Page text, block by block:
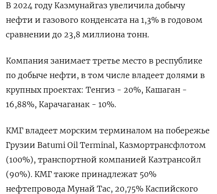
В 2024 году Казмунайгаз увеличила добычу
нефти и газового конденсата на 1,3% в годовом
сравнении до 23,8 миллиона тонн.
Компания занимает третье место в республике
по добыче нефти, в том числе владеет долями в
крупных проектах: Тенгиз - 20%, Кашаган -
16,88%, Карачаганак - 10%.
КМГ владеет морским терминалом на побережье
Грузии Batumi Oil Terminal, Казмортрансфлотом
(100%), транспортной компанией Казтрансойл
(90%). КМГ также принадлежат 50%
нефтепровода Мунай Тас, 20,75% Каспийского